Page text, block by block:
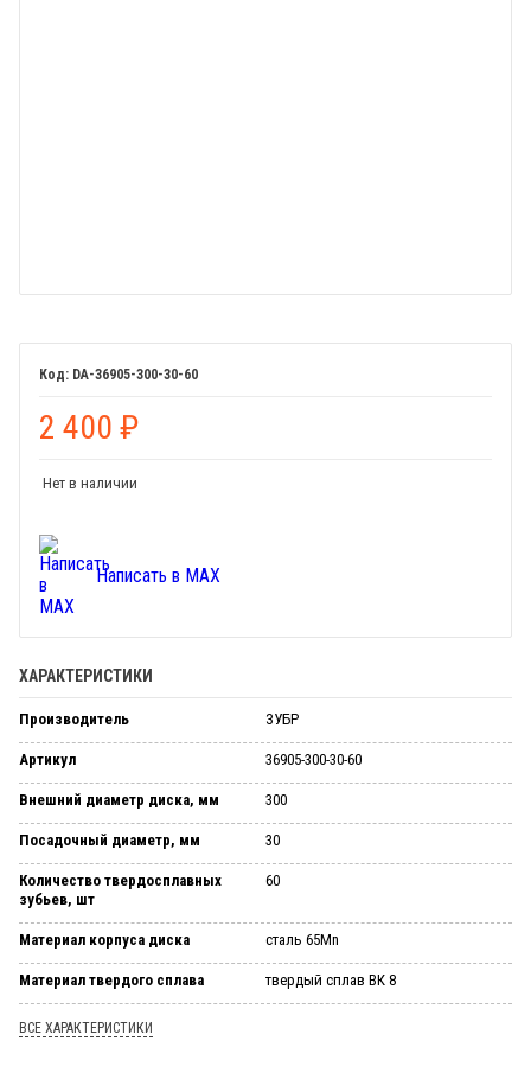
DA-36905-300-30-60
2 400 ₽
Нет в наличии
Написать в MAX
ХАРАКТЕРИСТИКИ
Производитель ЗУБР
Артикул 36905-300-30-60
Внешний диаметр диска, мм 300
Посадочный диаметр, мм 30
Количество твердосплавных
зубьев, шт
60
Материал корпуса диска сталь 65Mn
Материал твердого сплава твердый сплав ВК 8
ВСЕ ХАРАКТЕРИСТИКИ